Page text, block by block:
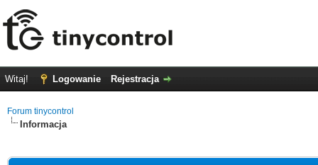
Witaj! Logowanie Rejestracja
Forum tinycontrol
Informacja